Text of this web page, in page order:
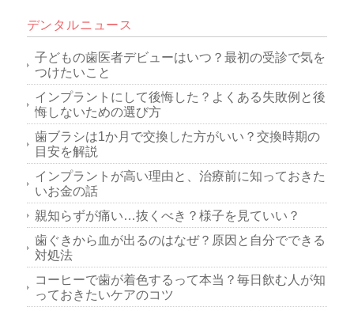
デンタルニュース
子どもの歯医者デビューはいつ？最初の受診で気を
つけたいこと
インプラントにして後悔した？よくある失敗例と後
悔しないための選び方
歯ブラシは1か月で交換した方がいい？交換時期の
目安を解説
インプラントが高い理由と、治療前に知っておきた
いお金の話
親知らずが痛い…抜くべき？様子を見ていい？
歯ぐきから血が出るのはなぜ？原因と自分でできる
対処法
コーヒーで歯が着色するって本当？毎日飲む人が知
っておきたいケアのコツ